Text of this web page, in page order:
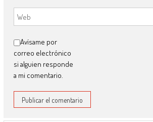
Avísame por
correo electrónico
si alguien responde
a mi comentario.